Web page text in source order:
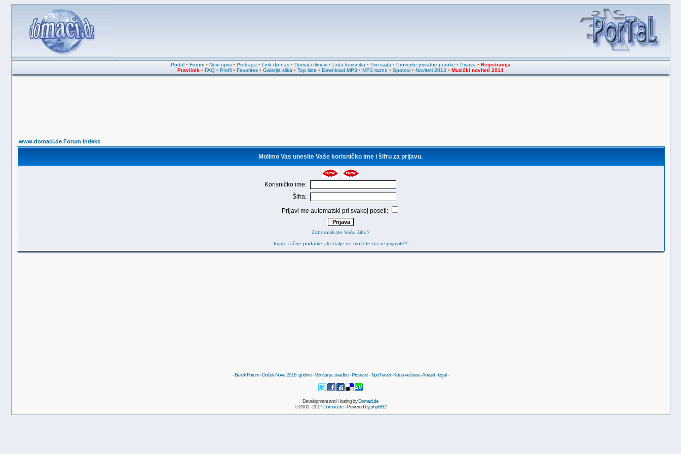
Portal• Forum• Novi upisi• Pretraga • Link do nas• Domaći filmovi• Lista korisnika • Tim sajta • Proverite privatne poruke • Prijava • Registracija
Pravilnik • FAQ • Profil • Favorites • Galerija slika • Top lista • Download MP3 • MP3 razno • Spotovi • Noviteti 2013 • Muzički noviteti 2014
www.domaci.de Forum Indeks
Molimo Vas unesite Vaše korisničko ime i šifru za prijavu.
Korisničko ime:
Šifra:
Prijavi me automatski pri svakoj poseti:
Zaboravili ste Vašu šifru?
Imate tačne podatke ali i dalje ne možete da se prijavite?
-Burek Forum-Doček Nove 2018. godine-Venčanja, svadbe-Proslave-TipoTravel-Kuda večeras-Anwalt-legal-
Development and Hosting byDomaci.de
© 2001 - 2017Domaci.de- Powered byphpBB2